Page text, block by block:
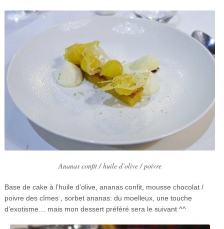
Ananas confit / huile d’olive / poivre
Base de cake à l’huile d’olive, ananas confit, mousse chocolat /
poivre des cîmes , sorbet ananas: du moelleux, une touche
d’exotisme… mais mon dessert préféré sera le suivant ^^